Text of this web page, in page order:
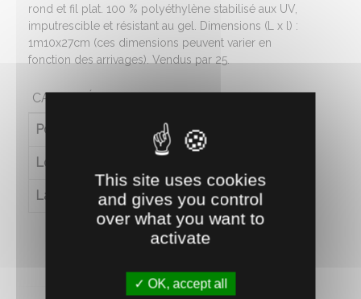
rond et fil plat. 100 % polyéthylène stabilisé aux UV,
imputrescible et résistant au gel. Dimensions (L x l) :
1m10x27cm (ces dimensions peuvent varier en
fonction des arrivages). Vendus par 25.
CARACTÉRISTIQUES
Poids (en kg) 3.5
Longueur (en cm)
Largeur (en cm) 27
This site uses cookies
and gives you control
over what you want to
activate
OK, accept all